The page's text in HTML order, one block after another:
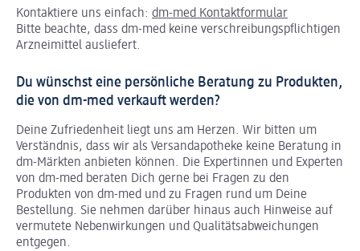
Kontaktiere uns einfach: dm-med Kontaktformular
Bitte beachte, dass dm-med keine verschreibungspflichtigen
Arzneimittel ausliefert.
Du wünschst eine persönliche Beratung zu Produkten,
die von dm-med verkauft werden?
Deine Zufriedenheit liegt uns am Herzen. Wir bitten um
Verständnis, dass wir als Versandapotheke keine Beratung in
dm-Märkten anbieten können. Die Expertinnen und Experten
von dm-med beraten Dich gerne bei Fragen zu den
Produkten von dm-med und zu Fragen rund um Deine
Bestellung. Sie nehmen darüber hinaus auch Hinweise auf
vermutete Nebenwirkungen und Qualitätsabweichungen
entgegen.